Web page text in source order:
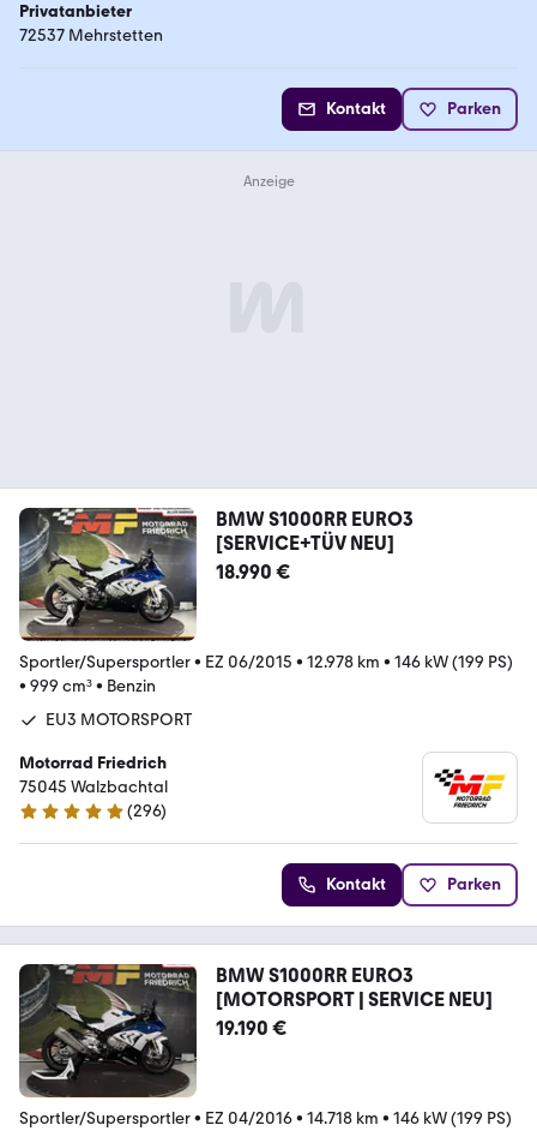
Privatanbieter
72537 Mehrstetten
Kontakt Parken
BMW S1000RR EURO3
[SERVICE+TÜV NEU]
18.990 €
Sportler/Supersportler• EZ 06/2015 • 12.978 km • 146 kW (199 PS)
• 999 cm³• Benzin
EU3 MOTORSPORT
Motorrad Friedrich
75045 Walzbachtal
4.8 Sterne
(296)
Kontakt Parken
BMW S1000RR EURO3
[MOTORSPORT | SERVICE NEU]
19.190 €
Sportler/Supersportler• EZ 04/2016• 14.718 km • 146 kW (199 PS)